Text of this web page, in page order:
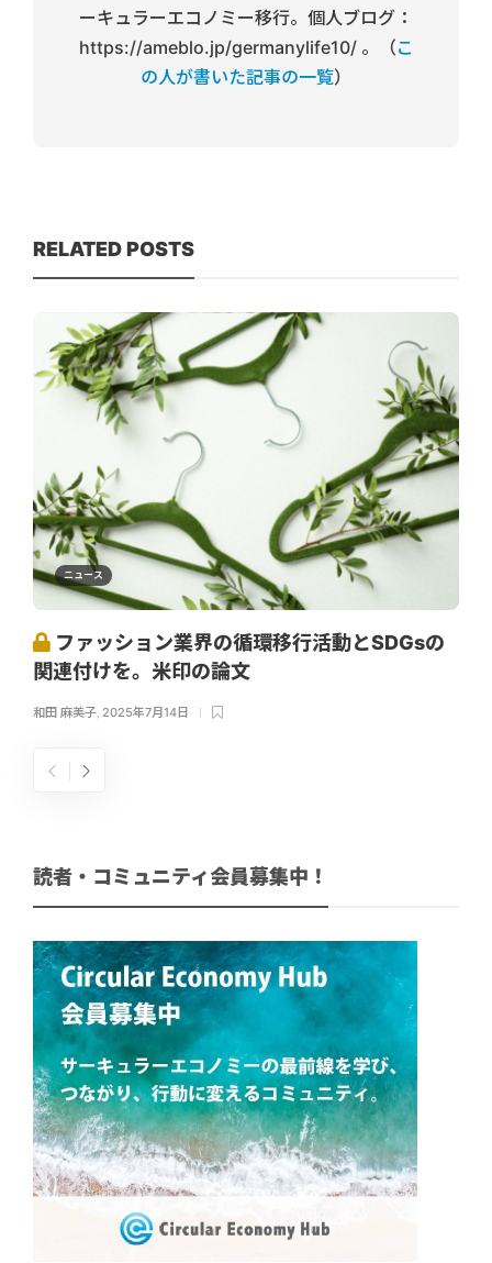
ーキュラーエコノミー移行。個人ブログ：
https://ameblo.jp/germanylife10/ 。（こ
の人が書いた記事の一覧）
RELATED POSTS
ニュース
ファッション業界の循環移行活動とSDGsの
関連付けを。米印の論文
和田 麻美子, 2025年7月14日
読者・コミュニティ会員募集中！